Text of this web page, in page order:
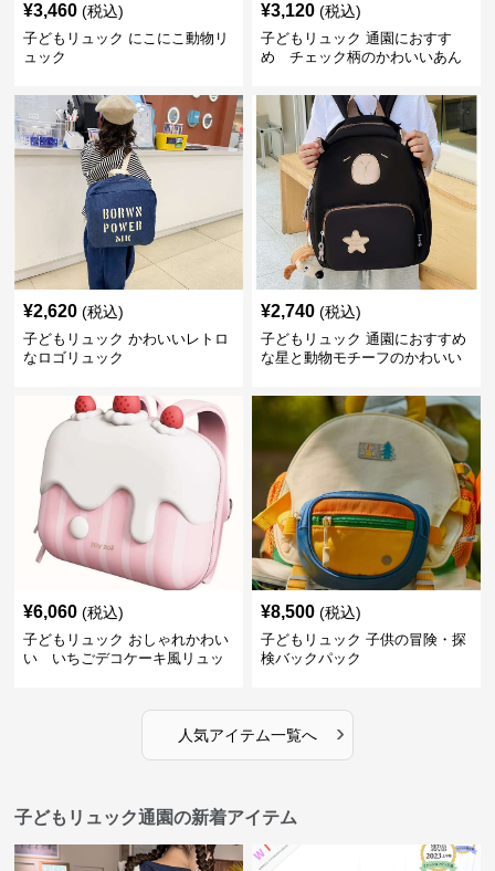
¥3,460 (税込)
子どもリュック にこにこ動物リ
ュック
¥3,120 (税込)
子どもリュック 通園におすす
め チェック柄のかわいいあん
¥2,620 (税込)
子どもリュック かわいいレトロ
なロゴリュック
¥2,740 (税込)
子どもリュック 通園におすすめ
な星と動物モチーフのかわいい
¥6,060 (税込)
子どもリュック おしゃれかわい
い いちごデコケーキ風リュッ
¥8,500 (税込)
子どもリュック 子供の冒険・探
検バックパック
人気アイテム一覧へ ›
子どもリュック通園の新着アイテム